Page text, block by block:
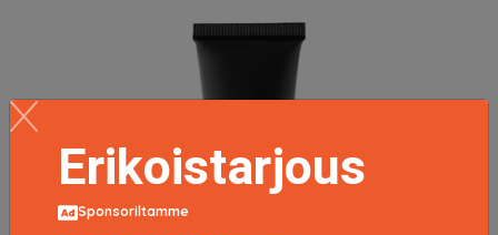
Erikoistarjous
Sponsoriltamme